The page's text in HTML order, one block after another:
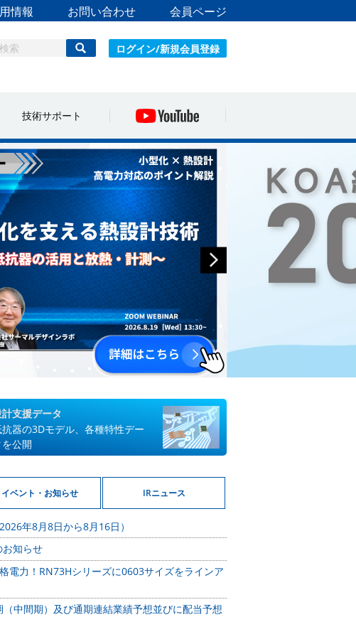
情報 お問い合わせ 会員ページ
ログイン/新規会員登録
技術サポート
支援データ
器の3Dモデル、各種特性デー
を公開
イベント・お知らせ IRニュース
年8月8日から8月16日）
お知らせ
電力！RN73Hシリーズに0603サイズをラインア
中間期）及び通期連結業績予想並びに配当予想